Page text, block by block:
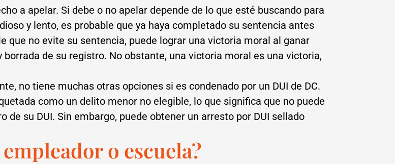
a apelar. Si debe o no apelar depende de lo que esté buscando para
y lento, es probable que ya haya completado su sentencia antes
que no evite su sentencia, puede lograr una victoria moral al ganar
de su registro. No obstante, una victoria moral es una victoria,
no tiene muchas otras opciones si es condenado por un DUI de DC.
como un delito menor no elegible, lo que significa que no puede
su DUI. Sin embargo, puede obtener un arresto por DUI sellado
o escuela?